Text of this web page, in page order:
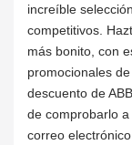
increíble
competitivos.
más bonito, con
promocionales
descuento de
de comprobarlo
correo